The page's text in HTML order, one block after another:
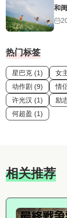
和
热门标签
星巴克 (1) 女
动作剧 (9)
情
许光汉 (1)
励
何超盈 (1)
相关推荐